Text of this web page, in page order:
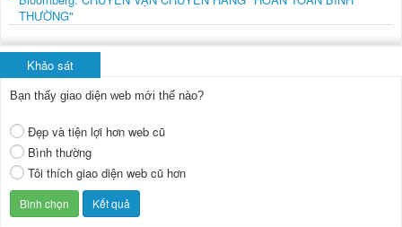
THƯỜNG"
Khảo sát
Bạn thấy giao diện web mới thế nào?
Đẹp và tiện lợi hơn web cũ
Bình thường
Tôi thích giao diện web cũ hơn